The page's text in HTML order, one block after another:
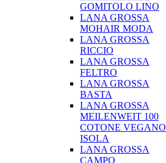
GOMITOLO LINO
LANA GROSSA
MOHAIR MODA
LANA GROSSA
RICCIO
LANA GROSSA
FELTRO
LANA GROSSA
BASTA
LANA GROSSA
MEILENWEIT 100
COTONE VEGANO
ISOLA
LANA GROSSA
CAMPO